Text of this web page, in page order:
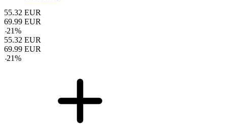
55.32 EUR
69.99 EUR
-21%
55.32 EUR
69.99 EUR
-21%